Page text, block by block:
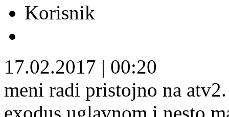
Korisnik
17.02.2017 | 00:20
meni radi pristojno na atv2.
exodus uglavnom i nesto